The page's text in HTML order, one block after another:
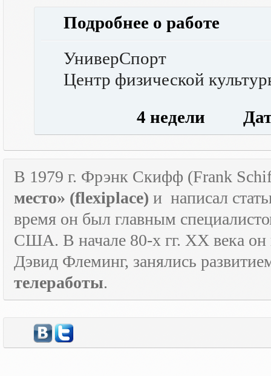
Подробнее о работе
УниверСпорт
Центр физической
4 недели Дата
В 1979 г. Фрэнк Скифф (Frank
место» (flexiplace) и написал
время он был главным
США. В начале 80-х гг. XX века
Дэвид Флеминг, занялись
телеработы.